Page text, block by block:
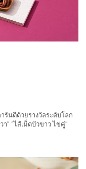
นตีด้วยรางวัลระดับโลก
” “ไส้เม็ดบัวขาว ไข่คู่”